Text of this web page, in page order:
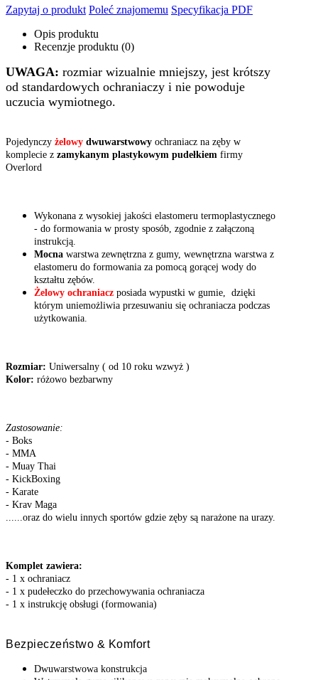
Zapytaj o produkt Poleć znajomemu Specyfikacja PDF
Opis produktu
Recenzje produktu (0)
UWAGA: rozmiar wizualnie mniejszy, jest krótszy
od standardowych ochraniaczy i nie powoduje
uczucia wymiotnego.
Pojedynczy żelowy dwuwarstwowy ochraniacz na zęby w
komplecie z zamykanym plastykowym pudełkiem firmy
Overlord
Wykonana z wysokiej jakości elastomeru termoplastycznego
- do formowania w prosty sposób, zgodnie z załączoną
instrukcją.
Mocna warstwa zewnętrzna z gumy, wewnętrzna warstwa z
elastomeru do formowania za pomocą gorącej wody do
kształtu zębów.
Żelowy ochraniacz posiada wypustki w gumie, dzięki
którym uniemożliwia przesuwaniu się ochraniacza podczas
użytkowania.
Rozmiar: Uniwersalny ( od 10 roku wzwyż )
Kolor: różowo bezbarwny
Zastosowanie:
- Boks
- MMA
- Muay Thai
- KickBoxing
- Karate
- Krav Maga
......oraz do wielu innych sportów gdzie zęby są narażone na urazy.
Komplet zawiera:
- 1 x ochraniacz
- 1 x pudełeczko do przechowywania ochraniacza
- 1 x instrukcję obsługi (formowania)
Bezpieczeństwo & Komfort
Dwuwarstwowa konstrukcja